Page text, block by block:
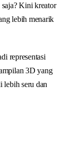
Kini kreator
lebih menarik
representasi
3D yang
lebih seru dan